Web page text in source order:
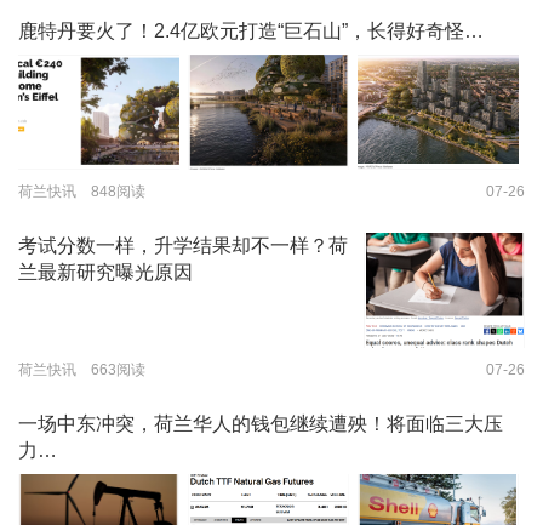
鹿特丹要火了！2.4亿欧元打造“巨石山”，长得好奇怪…
荷兰快讯 848阅读 07-26
考试分数一样，升学结果却不一样？荷
兰最新研究曝光原因
荷兰快讯 663阅读 07-26
一场中东冲突，荷兰华人的钱包继续遭殃！将面临三大压
力…